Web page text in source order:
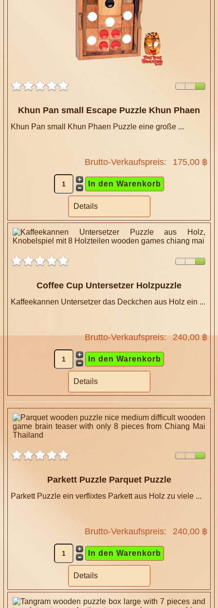
Khun Pan small Escape Puzzle Khun Phaen
Khun Pan small Khun Phaen Puzzle eine große ...
Brutto-Verkaufspreis: 175,00 ฿
Details
Coffee Cup Untersetzer Holzpuzzle
Kaffeekannen Untersetzer das Deckchen aus Holz ein ...
Brutto-Verkaufspreis: 240,00 ฿
Details
Parkett Puzzle Parquet Puzzle
Parkett Puzzle ein verflixtes Parkett aus Holz zu viele ...
Brutto-Verkaufspreis: 240,00 ฿
Details